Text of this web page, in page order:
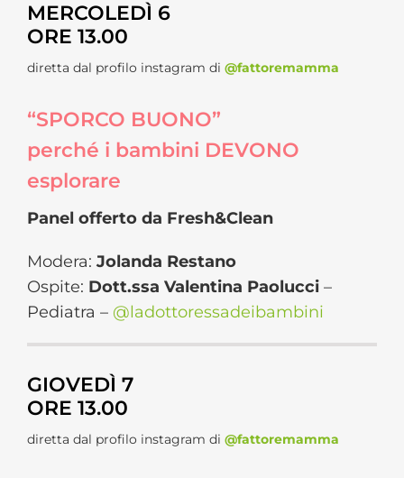
MERCOLEDÌ 6
ORE 13.00
diretta dal profilo instagram di @fattoremamma
“SPORCO BUONO”
perché i bambini DEVONO
esplorare
Panel offerto da Fresh&Clean
Modera: Jolanda Restano
Ospite: Dott.ssa Valentina Paolucci–
Pediatra – @ladottoressadeibambini
GIOVEDÌ 7
ORE 13.00
diretta dal profilo instagram di @fattoremamma